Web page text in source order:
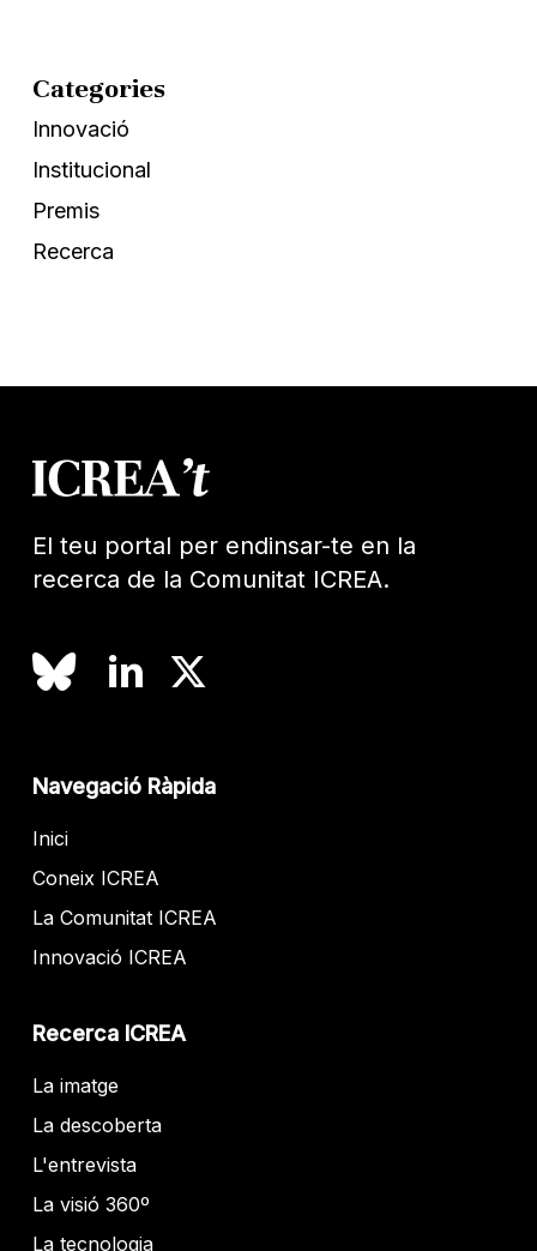
Categories
Innovació
Institucional
Premis
Recerca
El teu portal per endinsar-te en la
recerca de la Comunitat ICREA.
Navegació Ràpida
Inici
Coneix ICREA
La Comunitat ICREA
Innovació ICREA
Recerca ICREA
La imatge
La descoberta
L'entrevista
La visió 360º
La tecnologia